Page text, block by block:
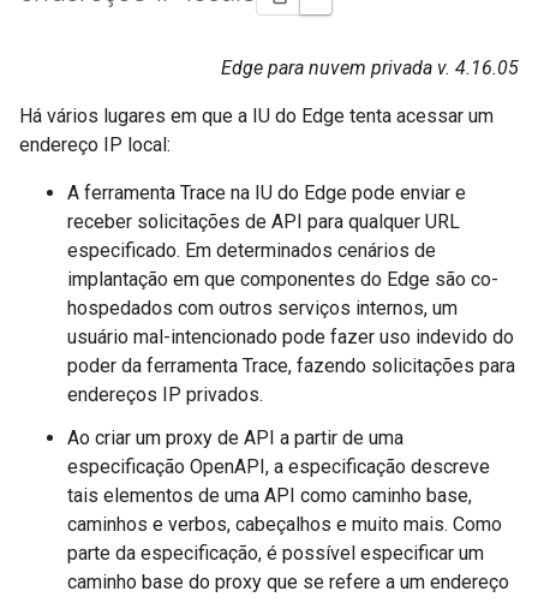
Edge para nuvem privada v. 4.16.05
Há vários lugares em que a IU do Edge tenta acessar um
endereço IP local:
A ferramenta Trace na IU do Edge pode enviar e
receber solicitações de API para qualquer URL
especificado. Em determinados cenários de
implantação em que componentes do Edge são co-
hospedados com outros serviços internos, um
usuário mal-intencionado pode fazer uso indevido do
poder da ferramenta Trace, fazendo solicitações para
endereços IP privados.
Ao criar um proxy de API a partir de uma
especificação OpenAPI, a especificação descreve
tais elementos de uma API como caminho base,
caminhos e verbos, cabeçalhos e muito mais. Como
parte da especificação, é possível especificar um
caminho base do proxy que se refere a um endereço